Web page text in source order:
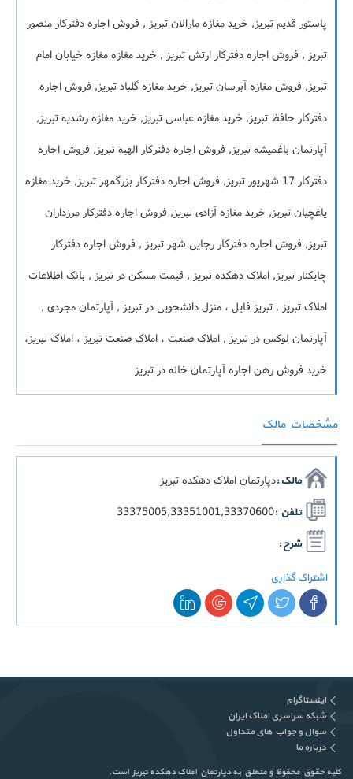
پاستور قدیم تبریز, خرید مغازه مارالان تبریز , فروش اجاره دفترکار منصور
تبریز , فروش اجاره دفترکار ارتش تبریز , خرید مغازه مغازه خیابان امام
تبریز, فروش مغازه آبرسان تبریز, خرید مغازه گلباد تبریز, فروش اجاره
دفترکار حافظ تبریز, خرید مغازه عباسی تبریز, خرید مغازه رشدیه تبریز,
آپارتمان باغمیشه تبریز, فروش اجاره دفترکار الهیه تبریز, فروش اجاره
دفترکار 17 شهریور تبریز, فروش اجاره دفترکار بزرگمهر تبریز, خرید مغازه
یاغچیان تبریز, خرید مغازه آزادی تبریز, فروش اجاره دفترکار مرزداران
تبریز, فروش اجاره دفترکار رجایی شهر تبریز , فروش اجاره دفترکار
چایکنار تبریز, املاک دهکده تبریز , قیمت مسکن در تبریز , بانک اطلاعات
املاک تبریز , تبریز فایل ، منزل دانشجویی در تبریز , آپارتمان مجردی ,
آپارتمان لوکس در تبریز , املاک صنعت ، املاک صنعت تبریز ، املاک تبریز،
خرید فروش رهن اجاره آپارتمان خانه در تبریز
مشخصات مالک
مالک :دپارتمان املاک دهکده تبریز
تلفن :33375005,33351001,33370600
شرح :
اشتراک گذاری
اینستاگرام
شبکه سراسری املاک ایران
سوال و جواب های متداول
درباره ما
کلیه حقوق محفوظ و متعلق به دپارتمان املاک دهکده تبریز است.